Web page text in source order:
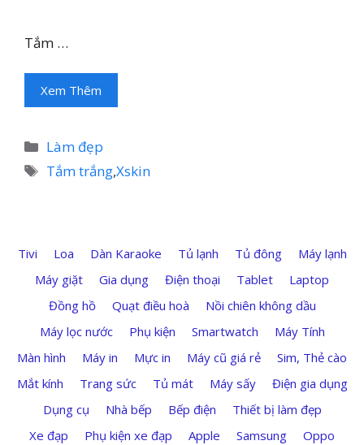
Tắm …
Xem Thêm
Danh
mục
Làm đẹp
Thẻ
Tắm trắng,Xskin
Tivi Loa Dàn Karaoke Tủ lạnh Tủ đông
Máy lạnh
Máy giặt
Gia dụng Điện thoại Tablet
Laptop
Đồng hồ
Quạt điều hoà
Nồi chiên không dầu
Máy lọc nước
Phụ kiện Smartwatch
Máy Tính
Màn hình
Máy in Mực in Máy cũ giá rẻ
Sim, Thẻ cào
Mắt kính
Trang sức Tủ mát Máy sấy
Điện gia dụng
Dụng cụ
Nhà bếp Bếp điện
Thiết bị làm đẹp
Xe đạp
Phụ kiện xe đạp Apple Samsung
Oppo